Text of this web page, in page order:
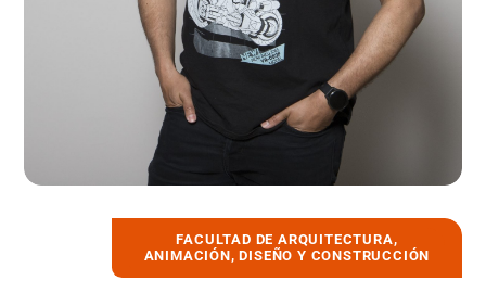
FACULTAD DE ARQUITECTURA,
ANIMACIÓN, DISEÑO Y CONSTRUCCIÓN
Investigador de UDLA es parte del